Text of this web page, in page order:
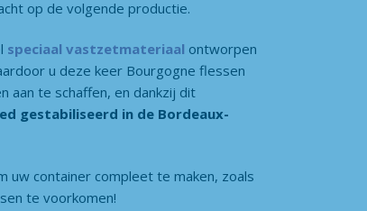
op de volgende productie.
speciaal vastzetmateriaal ontworpen
u deze keer Bourgogne flessen
aan te schaffen, en dankzij dit
gestabiliseerd in de Bordeaux-
uw container compleet te maken, zoals
te voorkomen!